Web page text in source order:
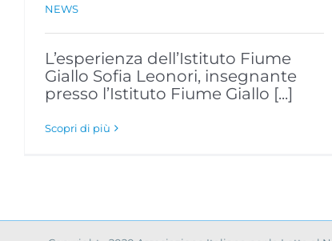
NEWS
L’esperienza dell’Istituto Fiume
Giallo Sofia Leonori, insegnante
presso l’Istituto Fiume Giallo [...]
Scopri di più